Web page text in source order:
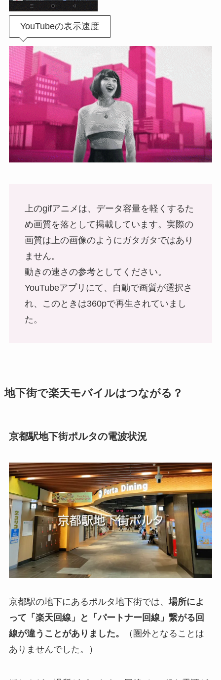
YouTubeの表示速度
上のgifアニメは、データ容量を軽くするた
め画質を落として掲載しています。実際の
画質は上の画像のようにガタガタではあり
ません。
動きの速さの参考としてください。
YouTubeアプリにて、自動で画質が選択さ
れ、このときは360pで再生されていまし
た。
地下街で楽天モバイルはつながる？
京都駅地下街ポルタの電波状況
京都駅の地下にあるポルタ地下街では、場所によ
って「楽天回線」と「パートナー回線」繋がる回
線が違うことがありました。
（圏外となることは
ありませんでした。）